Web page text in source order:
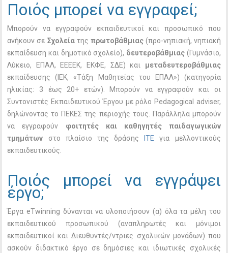
Ποιός μπορεί να εγγραφεί;
Μπορούν να εγγραφούν εκπαιδευτικοί και προσωπικό που
ανήκουν σε Σχολείατης πρωτοβάθμιας(προ-νηπιακή, νηπιακή
εκπαίδευση και δημοτικό σχολείο), δευτεροβάθμιας(Γυμνάσιο,
Λύκειο, ΕΠΑΛ, EEEEK, ΕΚΦΕ, ΣΔΕ) και μεταδευτεροβάθμιας
εκπαίδευσης (ΙΕΚ, «Τάξη Μαθητείας του ΕΠΑΛ») (κατηγορία
ηλικίας: 3 έως 20+ ετών). Μπορούν να εγγραφούν και οι
Συντονιστές Εκπαιδευτικού Έργου με ρόλο Pedagogical adviser,
δηλώνοντας το ΠΕΚΕΣ της περιοχής τους. Παράλληλα μπορούν
να εγγραφούν φοιτητές και καθηγητές παιδαγωγικών
τμημάτων στο πλαίσιο της δράσης ΙΤΕ για μελλοντικούς
εκπαιδευτικούς.
Ποιός μπορεί να εγγράψει
έργο;
Έργα eTwinning δύνανται να υλοποιήσουν (α) όλα τα μέλη του
εκπαιδευτικού προσωπικού (αναπληρωτές και μόνιμοι
εκπαιδευτικοί και Διευθυντές/ντριες σχολικών μονάδων) που
ασκούν διδακτικό έργο σε δημόσιες και ιδιωτικές σχολικές